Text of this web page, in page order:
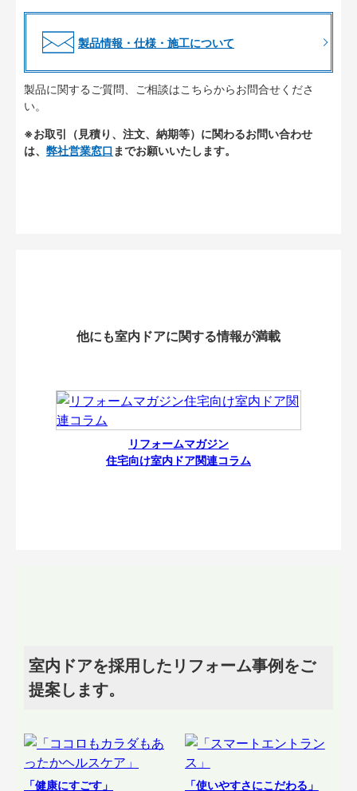
製品情報・仕様・施工について
製品に関するご質問、ご相談はこちらからお問合せくださ
い。
※お取引（見積り、注文、納期等）に関わるお問い合わせ
は、 弊社営業窓口 までお願いいたします。
他にも室内ドアに関する情報が満載
リフォームマガジン
住宅向け室内ドア関連コラム
室内ドアを採用したリフォーム事例をご
提案します。
「健康にすごす」 「使いやすさにこだわる」